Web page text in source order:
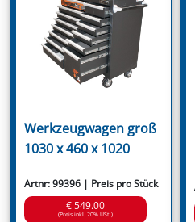
Werkzeugwagen groß
1030 x 460 x 1020
Artnr: 99396 | Preis pro Stück
€ 549.00
(Preis inkl. 20% USt.)